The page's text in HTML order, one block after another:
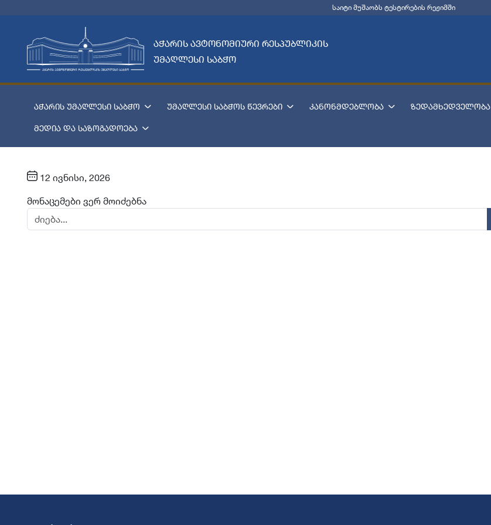
საიტი მუშაობს ტესტირების რეჟიმში
აჭარის ავტონომიური რესპუბლიკის
უმაღლესი საბჭო
აჭარის უმაღლესი საბჭო უმაღლესი საბჭოს წევრები კანონმდებლობა ზედამხედველობა
მედია და საზოგადოება
12 ივნისი, 2026
მონაცემები ვერ მოიძებნა